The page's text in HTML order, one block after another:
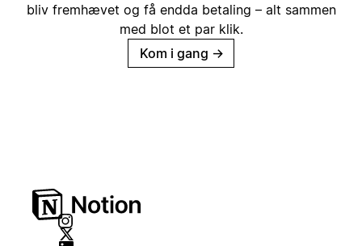
bliv fremhævet og få endda betaling – alt sammen
med blot et par klik.
Kom i gang →